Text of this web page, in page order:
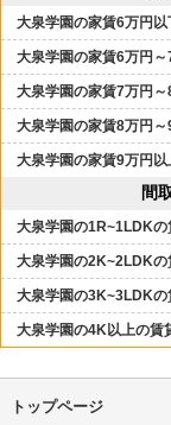
大泉学園の家賃6万円
大泉学園の家賃6万円
大泉学園の家賃7万円
大泉学園の家賃8万円
大泉学園の家賃9万円
間
大泉学園の1R~1LDKの
大泉学園の2K~2LDKの
大泉学園の3K~3LDKの
大泉学園の4K以上の賃
トップページ